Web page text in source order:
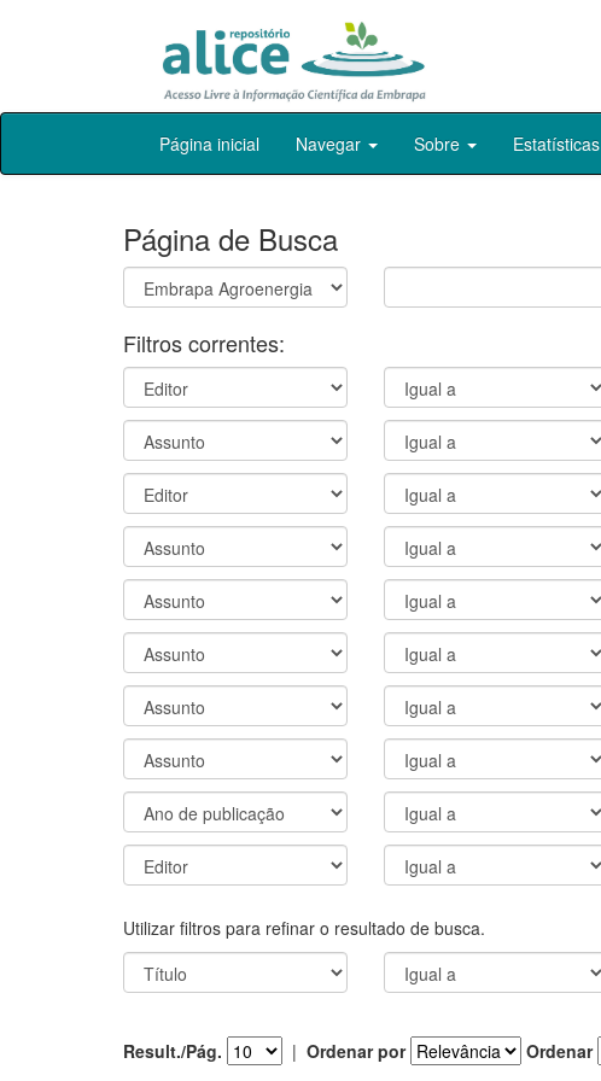
Skip
Página inicial Navegar Sobre Estatísticas
Página de Busca
Filtros correntes:
Utilizar filtros para refinar o resultado de busca.
Result./Pág. | Ordenar por Ordenar